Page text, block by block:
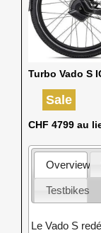
Turbo Vado S
Sale
CHF 4799 au
Overview
Testbikes
Le Vado S